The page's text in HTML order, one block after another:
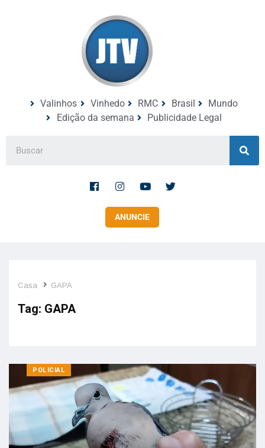
Valinhos Vinhedo RMC Brasil
Mundo
Edição da semana
Publicidade Legal
ANUNCIE
Casa GAPA
Tag: GAPA
POLICIAL